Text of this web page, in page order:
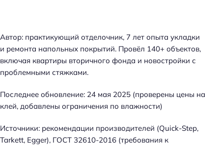
Автор: практикующий отделочник, 7 лет опыта укладки
и ремонта напольных покрытий. Провёл 140+ объектов,
включая квартиры вторичного фонда и новостройки с
проблемными стяжками.
Последнее обновление: 24 мая 2025 (проверены цены на
клей, добавлены ограничения по влажности)
Источники: рекомендации производителей (Quick-Step,
Tarkett, Egger), ГОСТ 32610-2016 (требования к